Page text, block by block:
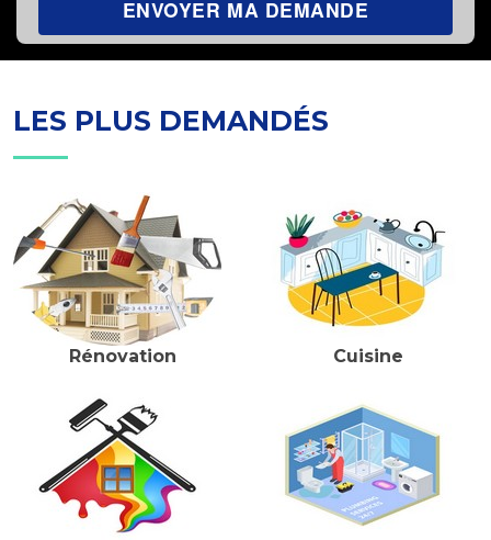
LES PLUS DEMANDÉS
Rénovation Cuisine